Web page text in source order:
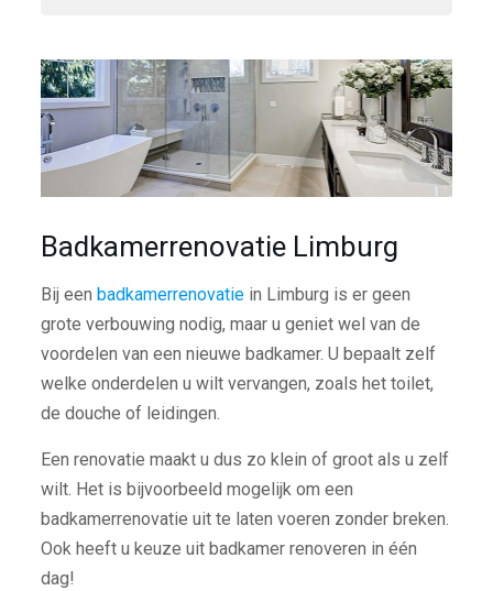
Badkamerrenovatie Limburg
Bij een badkamerrenovatiein Limburg is er geen
grote verbouwing nodig, maar u geniet wel van de
voordelen van een nieuwe badkamer. U bepaalt zelf
welke onderdelen u wilt vervangen, zoals het toilet,
de douche of leidingen.
Een renovatie maakt u dus zo klein of groot als u zelf
wilt. Het is bijvoorbeeld mogelijk om een
badkamerrenovatie uit te laten voeren zonder breken.
Ook heeft u keuze uit badkamer renoveren in één
dag!